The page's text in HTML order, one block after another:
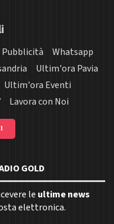
Pubblicità
Whatsapp
Ultim'ora Pavia
Ultim'ora Eventi
Lavora con Noi
GOLD
le ultime news
elettronica.